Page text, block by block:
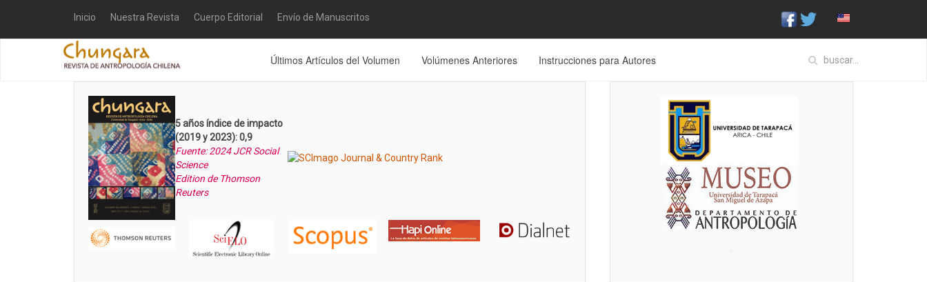
Inicio Nuestra Revista Cuerpo Editorial Envío de Manuscritos
Últimos Artículos del Volumen Volúmenes Anteriores Instrucciones para Autores
5 años índice de impacto
(2019 y 2023): 0,9
Fuente: 2024 JCR Social
Science
Edition de Thomson
Reuters